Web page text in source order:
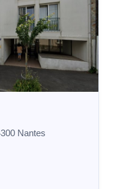
Nantes